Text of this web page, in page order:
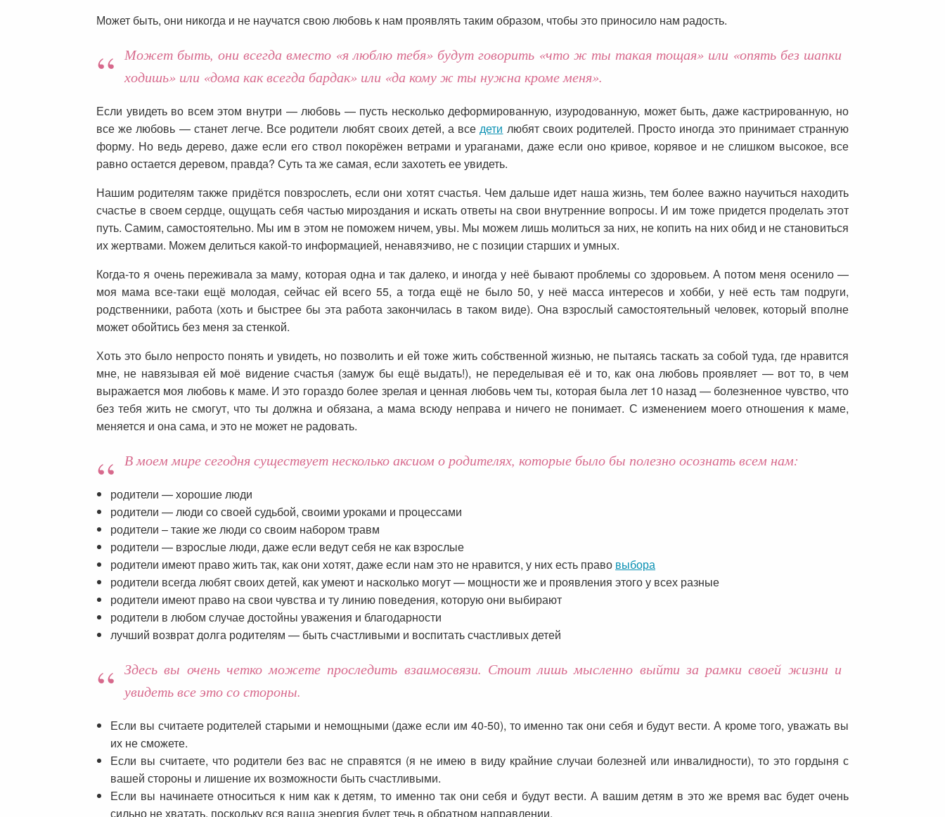
Может быть, они никогда и не научатся свою любовь к нам проявлять таким образом, чтобы это приносило нам радость.
Может быть, они всегда вместо «я люблю тебя» будут говорить «что ж ты такая тощая» или «опять без шапки
ходишь» или «дома как всегда бардак» или «да кому ж ты нужна кроме меня».
Если увидеть во всем этом внутри — любовь — пусть несколько деформированную, изуродованную, может быть, даже кастрированную, но
все же любовь — станет легче. Все родители любят своих детей, а все дети любят своих родителей. Просто иногда это принимает странную
форму. Но ведь дерево, даже если его ствол покорёжен ветрами и ураганами, даже если оно кривое, корявое и не слишком высокое, все
равно остается деревом, правда? Суть та же самая, если захотеть ее увидеть.
Нашим родителям также придётся повзрослеть, если они хотят счастья. Чем дальше идет наша жизнь, тем более важно научиться находить
счастье в своем сердце, ощущать себя частью мироздания и искать ответы на свои внутренние вопросы. И им тоже придется проделать этот
путь. Самим, самостоятельно. Мы им в этом не поможем ничем, увы. Мы можем лишь молиться за них, не копить на них обид и не становиться
их жертвами. Можем делиться какой-то информацией, ненавязчиво, не с позиции старших и умных.
Когда-то я очень переживала за маму, которая одна и так далеко, и иногда у неё бывают проблемы со здоровьем. А потом меня осенило —
моя мама все-таки ещё молодая, сейчас ей всего 55, а тогда ещё не было 50, у неё масса интересов и хобби, у неё есть там подруги,
родственники, работа (хоть и быстрее бы эта работа закончилась в таком виде). Она взрослый самостоятельный человек, который вполне
может обойтись без меня за стенкой.
Хоть это было непросто понять и увидеть, но позволить и ей тоже жить собственной жизнью, не пытаясь таскать за собой туда, где нравится
мне, не навязывая ей моё видение счастья (замуж бы ещё выдать!), не переделывая её и то, как она любовь проявляет — вот то, в чем
выражается моя любовь к маме. И это гораздо более зрелая и ценная любовь чем ты, которая была лет 10 назад — болезненное чувство, что
без тебя жить не смогут, что ты должна и обязана, а мама всюду неправа и ничего не понимает. С изменением моего отношения к маме,
меняется и она сама, и это не может не радовать.
В моем мире сегодня существует несколько аксиом о родителях, которые было бы полезно осознать всем нам:
родители — хорошие люди
родители — люди со своей судьбой, своими уроками и процессами
родители – такие же люди со своим набором травм
родители — взрослые люди, даже если ведут себя не как взрослые
родители имеют право жить так, как они хотят, даже если нам это не нравится, у них есть право выбора
родители всегда любят своих детей, как умеют и насколько могут — мощности же и проявления этого у всех разные
родители имеют право на свои чувства и ту линию поведения, которую они выбирают
родители в любом случае достойны уважения и благодарности
лучший возврат долга родителям — быть счастливыми и воспитать счастливых детей
Здесь вы очень четко можете проследить взаимосвязи. Стоит лишь мысленно выйти за рамки своей жизни и
увидеть все это со стороны.
Если вы считаете родителей старыми и немощными (даже если им 40-50), то именно так они себя и будут вести. А кроме того, уважать вы
их не сможете.
Если вы считаете, что родители без вас не справятся (я не имею в виду крайние случаи болезней или инвалидности), то это гордыня с
вашей стороны и лишение их возможности быть счастливыми.
Если вы начинаете относиться к ним как к детям, то именно так они себя и будут вести. А вашим детям в это же время вас будет очень
сильно не хватать, поскольку вся ваша энергия будет течь в обратном направлении.